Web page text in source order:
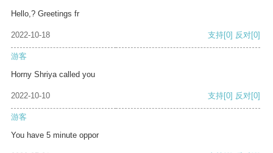
Hello,? Greetings fr
2022-10-18 支持[0] 反对[0]
游客
Horny Shriya called you
2022-10-10 支持[0] 反对[0]
游客
You have 5 minute oppor